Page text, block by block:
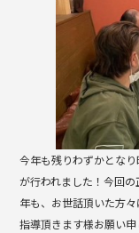
o
o
k
今年も残りわずかとな
が行われました！今回
年も、お世話頂いた方
指導頂きます様お願い